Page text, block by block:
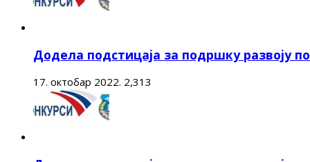
Додела подстицаја за подршку развоју
17. октобар 2022. 2,313